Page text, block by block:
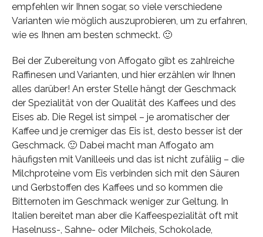
empfehlen wir Ihnen sogar, so viele verschiedene
Varianten wie möglich auszuprobieren, um zu erfahren,
wie es Ihnen am besten schmeckt. 🙂
Bei der Zubereitung von Affogato gibt es zahlreiche
Raffinesen und Varianten, und hier erzählen wir Ihnen
alles darüber! An erster Stelle hängt der Geschmack
der Spezialität von der Qualität des Kaffees und des
Eises ab. Die Regel ist simpel – je aromatischer der
Kaffee und je cremiger das Eis ist, desto besser ist der
Geschmack. 🙂 Dabei macht man Affogato am
häufigsten mit Vanilleeis und das ist nicht zufäliig – die
Milchproteine vom Eis verbinden sich mit den Säuren
und Gerbstoffen des Kaffees und so kommen die
Bitternoten im Geschmack weniger zur Geltung. In
Italien bereitet man aber die Kaffeespezialität oft mit
Haselnuss-, Sahne- oder Milcheis, Schokolade,